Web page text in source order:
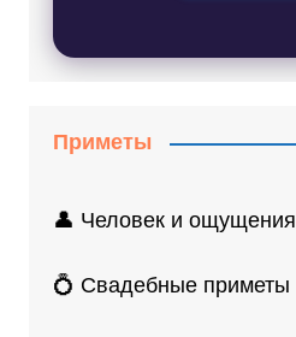
Приметы
👤 Человек и ощущения
💍 Свадебные приметы